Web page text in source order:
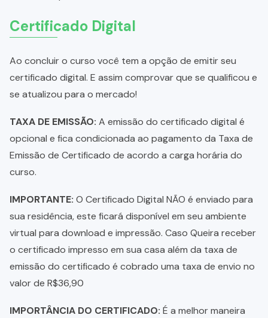
Certificado Digital
Ao concluir o curso você tem a opção de emitir seu
certificado digital. E assim comprovar que se qualificou e
se atualizou para o mercado!
TAXA DE EMISSÃO: A emissão do certificado digital é
opcional e fica condicionada ao pagamento da Taxa de
Emissão de Certificado de acordo a carga horária do
curso.
IMPORTANTE: O Certificado Digital NÃO é enviado para
sua residência, este ficará disponível em seu ambiente
virtual para download e impressão. Caso Queira receber
o certificado impresso em sua casa além da taxa de
emissão do certificado é cobrado uma taxa de envio no
valor de R$36,90
IMPORTÂNCIA DO CERTIFICADO: É a melhor maneira